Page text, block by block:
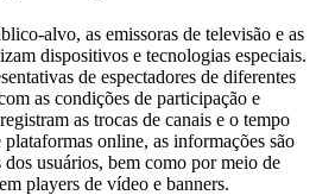
alvo, as emissoras de televisão e as
dispositivos e tecnologias especiais.
de espectadores de diferentes
as condições de participação e
as trocas de canais e o tempo
online, as informações são
dos usuários, bem como por meio de
players de vídeo e banners.